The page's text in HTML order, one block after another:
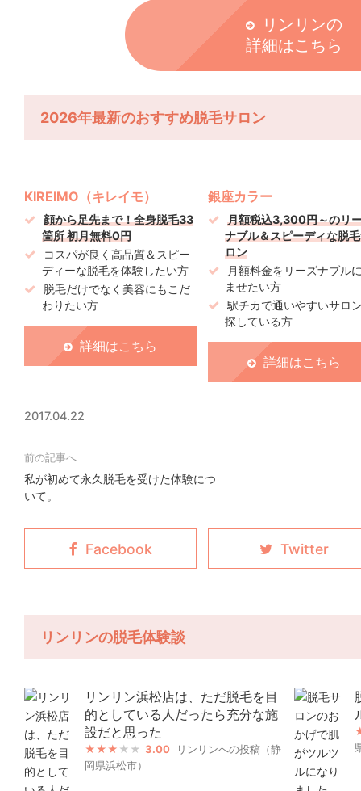
リンリンの
詳細はこちら
2026年最新のおすすめ脱毛サロン
KIREIMO（キレイモ）
顔から足先まで！全身脱毛33
箇所 初月無料0円
コスパが良く高品質＆スピー
ディーな脱毛を体験したい方
脱毛だけでなく美容にもこだ
わりたい方
詳細はこちら
銀座カラー
月額税込3,300円～のリ
ナブル＆スピーディな脱
ロン
月額料金をリーズナブル
ませたい方
駅チカで通いやすいサロ
探している方
詳細はこちら
2017.04.22
私が初めて永久脱毛を受けた体験につ
いて。
リンリンの脱毛体験談
リンリン浜松店は、ただ脱毛を目
的としている人だったら充分な施
設だと思った
3.00
リンリンへの投稿（静
岡県浜松市）